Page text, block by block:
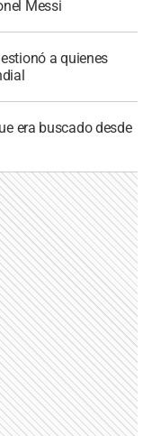
Messi
a quienes
era buscado desde